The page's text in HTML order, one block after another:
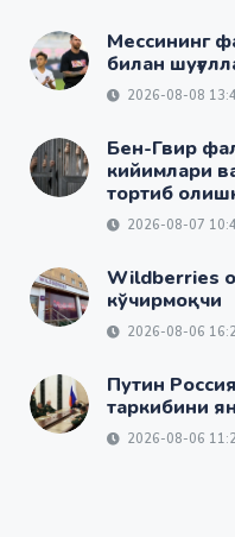
Мессининг
билан
2026-08-08
Бен-Гвир
кийимлари
тортиб
2026-08-07
Wildberries
кўчирмоқчи
2026-08-06
Путин
таркибини
2026-08-06